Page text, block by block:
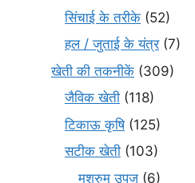
सिंचाई के तरीके (52)
हल / जुताई के यंत्र(7)
खेती की तकनीकें (309)
जैविक खेती (118)
टिकाऊ कृषि(125)
सटीक खेती (103)
मशरुम उपज (6)